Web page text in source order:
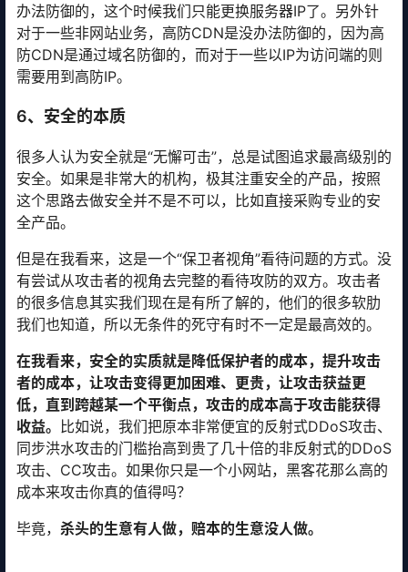
办法防御的，这个时候我们只能更换服务器IP了。另外针
对于一些非网站业务，高防CDN是没办法防御的，因为高
防CDN是通过域名防御的，而对于一些以IP为访问端的则
需要用到高防IP。
6、安全的本质
很多人认为安全就是“无懈可击”，总是试图追求最高级别的
安全。如果是非常大的机构，极其注重安全的产品，按照
这个思路去做安全并不是不可以，比如直接采购专业的安
全产品。
但是在我看来，这是一个“保卫者视角”看待问题的方式。没
有尝试从攻击者的视角去完整的看待攻防的双方。攻击者
的很多信息其实我们现在是有所了解的，他们的很多软肋
我们也知道，所以无条件的死守有时不一定是最高效的。
在我看来，安全的实质就是降低保护者的成本，提升攻击
者的成本，让攻击变得更加困难、更贵，让攻击获益更
低，直到跨越某一个平衡点，攻击的成本高于攻击能获得
收益。
比如说，我们把原本非常便宜的反射式DDoS攻击、
同步洪水攻击的门槛抬高到贵了几十倍的非反射式的DDoS
攻击、CC攻击。如果你只是一个小网站，黑客花那么高的
成本来攻击你真的值得吗？
毕竟， 杀头的生意有人做，赔本的生意没人做。